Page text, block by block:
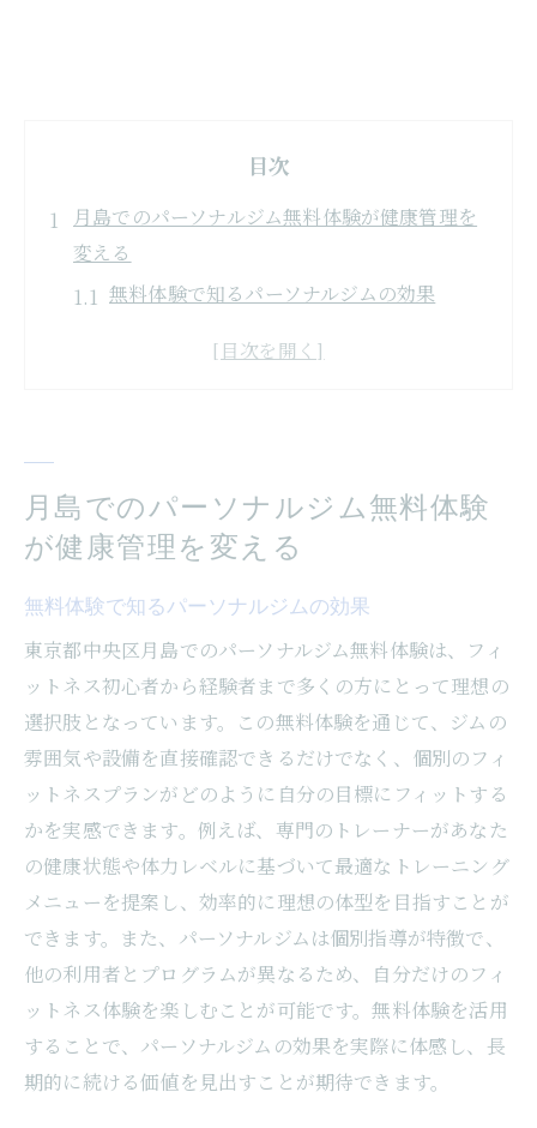
目次
月島でのパーソナルジム無料体験が健康管理を
変える
無料体験で知るパーソナルジムの効果
無料体験を通じて見つけるモチベーション
の維持法
月島のジムで始めるストレスフリーな健康
管理
理想のライフスタイルを月島のパーソナルジム
で実現
ライフスタイル改善に役立つパーソナルジ
ムの役割
月島でのフィットネスがもたらす日常生活
への影響
パーソナルジムのトレーナーが提供するラ
イフスタイルコーチング
月島でのトレーニングが持続可能な生活を
サポート
理想の身体を手に入れるための具体的アプ
月島でのパーソナルジム無料体験
が健康管理を変える
無料体験で知るパーソナルジムの効果
東京都中央区月島でのパーソナルジム無料体験は、フィ
ットネス初心者から経験者まで多くの方にとって理想の
選択肢となっています。この無料体験を通じて、ジムの
雰囲気や設備を直接確認できるだけでなく、個別のフィ
ットネスプランがどのように自分の目標にフィットする
かを実感できます。例えば、専門のトレーナーがあなた
の健康状態や体力レベルに基づいて最適なトレーニング
メニューを提案し、効率的に理想の体型を目指すことが
できます。また、パーソナルジムは個別指導が特徴で、
他の利用者とプログラムが異なるため、自分だけのフィ
ットネス体験を楽しむことが可能です。無料体験を活用
することで、パーソナルジムの効果を実際に体感し、長
期的に続ける価値を見出すことが期待できます。